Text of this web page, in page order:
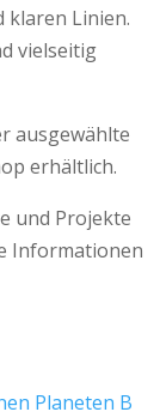
klaren Linien.
vielseitig
ausgewählte
erhältlich.
und Projekte
Informationen